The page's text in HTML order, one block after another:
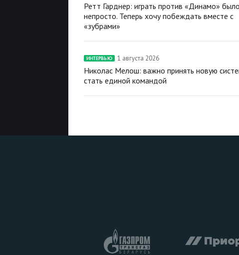
Ретт Гарднер: играть против «Динамо» было
непросто. Теперь хочу побеждать вместе с
«зубрами»
ИНТЕРВЬЮ 1 августа 2026
Николас Мелош: важно принять новую
стать единой командой